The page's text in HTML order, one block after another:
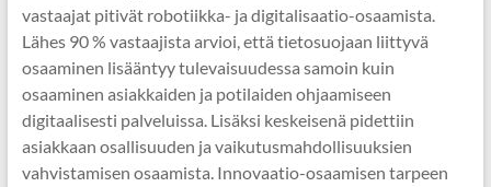
vastaajat pitivät robotiikka- ja digitalisaatio-osaamista.
Lähes 90 % vastaajista arvioi, että tietosuojaan liittyvä
osaaminen lisääntyy tulevaisuudessa samoin kuin
osaaminen asiakkaiden ja potilaiden ohjaamiseen
digitaalisesti palveluissa. Lisäksi keskeisenä pidettiin
asiakkaan osallisuuden ja vaikutusmahdollisuuksien
vahvistamisen osaamista. Innovaatio-osaamisen tarpeen